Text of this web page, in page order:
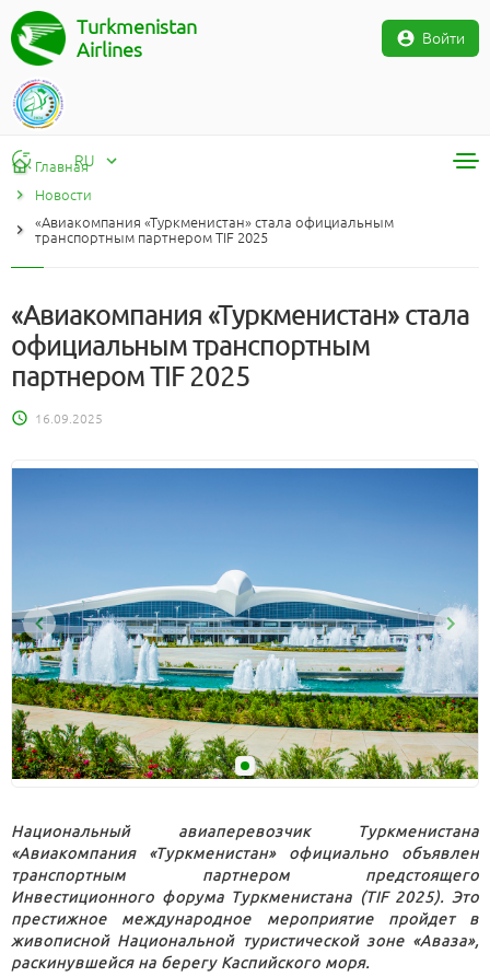
Turkmenistan
Airlines
Войти
RU
RU
TM
Главная
Новости
«Авиакомпания «Туркменистан» стала официальным
транспортным партнером TIF 2025
«Авиакомпания «Туркменистан» стала
официальным транспортным
партнером TIF 2025
16.09.2025
Национальный авиаперевозчик Туркменистана
«Авиакомпания «Туркменистан» официально объявлен
транспортным партнером предстоящего
Инвестиционного форума Туркменистана (TIF 2025). Это
престижное международное мероприятие пройдет в
живописной Национальной туристической зоне «Аваза»,
раскинувшейся на берегу Каспийского моря.